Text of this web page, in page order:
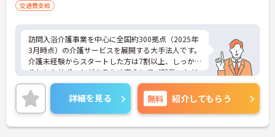
交通費支給
訪問入浴介護事業を中心に全国約300拠点（2025年
3月時点）の介護サービスを展開する大手法人です。
介護未経験からスタートした方は7割以上、しっか
りとしたサポートがあるため安心してご就業いただ
けます。お風呂に入れなくて困っている方に、手を
差し伸べてあげられるとてもやりがいのあるお仕事
です。ご興味ある方には、面接対策ポイントなど、
さらに詳細をお話しいたしますのでお気軽にご相談
ください！
詳細を見る 無料 紹介してもらう